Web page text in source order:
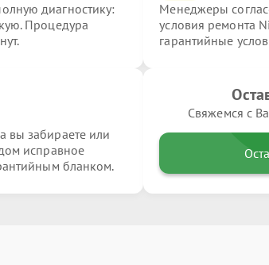
диагностику:
Процедура
Менеджеры
условия ремонта
гарантийные
вы забираете или
исправное
бланком.
Свяжемся с